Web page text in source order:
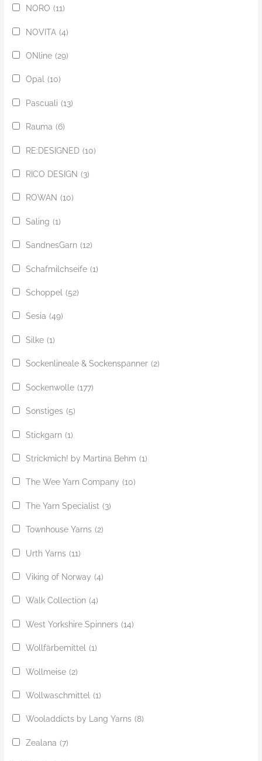
NORO (11)
NOVITA (4)
ONline (29)
Opal (10)
Pascuali (13)
Rauma (6)
RE:DESIGNED (10)
RICO DESIGN (3)
ROWAN (10)
Saling (1)
SandnesGarn (12)
Schafmilchseife (1)
Schoppel (52)
Sesia (49)
Silke (1)
Sockenlineale & Sockenspanner (2)
Sockenwolle (177)
Sonstiges (5)
Stickgarn (1)
Strickmich! by Martina Behm (1)
The Wee Yarn Company (10)
The Yarn Specialist (3)
Townhouse Yarns (2)
Urth Yarns (11)
Viking of Norway (4)
Walk Collection (4)
West Yorkshire Spinners (14)
Wollfärbemittel (1)
Wollmeise (2)
Wollwaschmittel (1)
Wooladdicts by Lang Yarns (8)
Zealana (7)